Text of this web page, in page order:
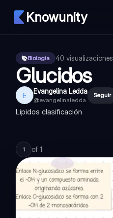
Knowunity
Biología 40 visualizaciones
Glucidos
E Evangelina Ledda
@evangelinaledda
Seguir
Lipidos clasificación
1 of 1